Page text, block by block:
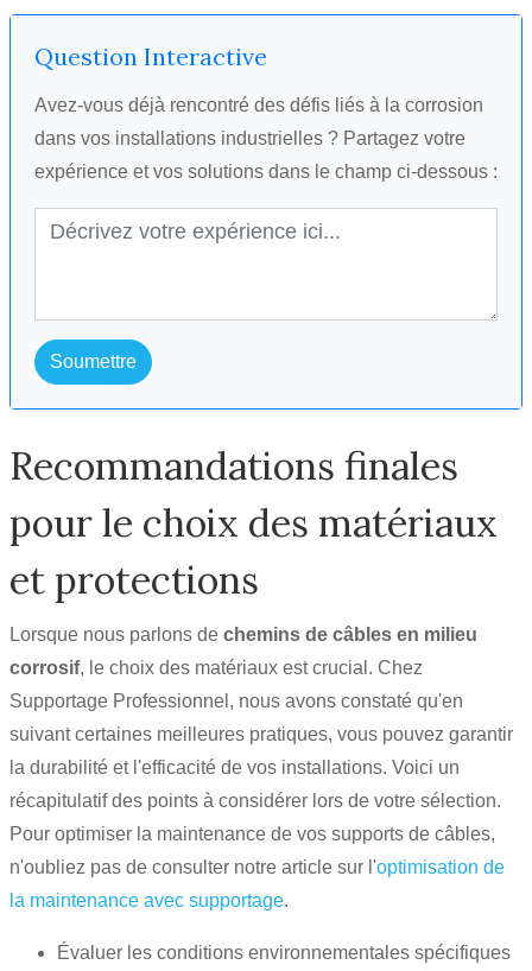
Question Interactive
Avez-vous déjà rencontré des défis liés à la corrosion
dans vos installations industrielles ? Partagez votre
expérience et vos solutions dans le champ ci-dessous :
Soumettre
Recommandations finales
pour le choix des matériaux
et protections
Lorsque nous parlons de chemins de câbles en milieu
corrosif, le choix des matériaux est crucial. Chez
Supportage Professionnel, nous avons constaté qu'en
suivant certaines meilleures pratiques, vous pouvez garantir
la durabilité et l'efficacité de vos installations. Voici un
récapitulatif des points à considérer lors de votre sélection.
Pour optimiser la maintenance de vos supports de câbles,
n'oubliez pas de consulter notre article sur l'optimisation de
la maintenance avec supportage.
Évaluer les conditions environnementales spécifiques